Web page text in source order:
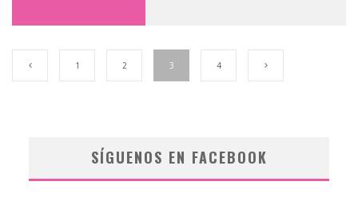
1 2 3 4
SÍGUENOS EN FACEBOOK